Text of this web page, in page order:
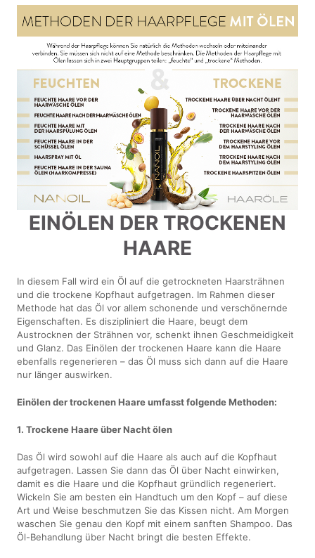
EINÖLEN DER TROCKENEN
HAARE
In diesem Fall wird ein Öl auf die getrockneten Haarsträhnen
und die trockene Kopfhaut aufgetragen. Im Rahmen dieser
Methode hat das Öl vor allem schonende und verschönernde
Eigenschaften. Es diszipliniert die Haare, beugt dem
Austrocknen der Strähnen vor, schenkt ihnen Geschmeidigkeit
und Glanz. Das Einölen der trockenen Haare kann die Haare
ebenfalls regenerieren – das Öl muss sich dann auf die Haare
nur länger auswirken.
Einölen der trockenen Haare umfasst folgende Methoden:
1. Trockene Haare über Nacht ölen
Das Öl wird sowohl auf die Haare als auch auf die Kopfhaut
aufgetragen. Lassen Sie dann das Öl über Nacht einwirken,
damit es die Haare und die Kopfhaut gründlich regeneriert.
Wickeln Sie am besten ein Handtuch um den Kopf – auf diese
Art und Weise beschmutzen Sie das Kissen nicht. Am Morgen
waschen Sie genau den Kopf mit einem sanften Shampoo. Das
Öl-Behandlung über Nacht bringt die besten Effekte.